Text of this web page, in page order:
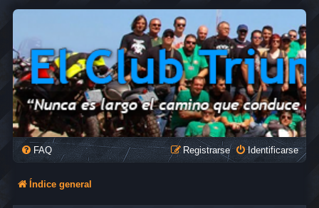
FAQ Identificarse
Registrarse
Índice general